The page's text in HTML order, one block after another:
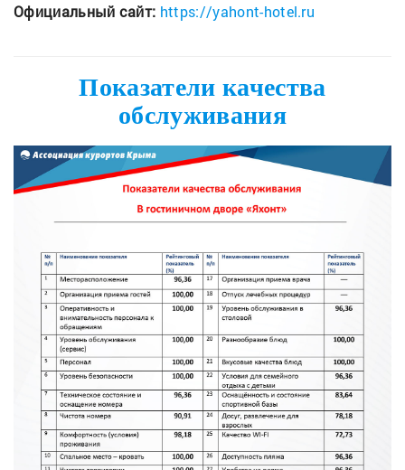
Официальный сайт: https://yahont-hotel.ru
Показатели качества
обслуживания